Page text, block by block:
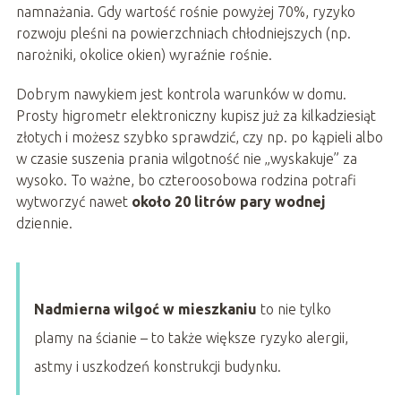
namnażania. Gdy wartość rośnie powyżej 70%, ryzyko
rozwoju pleśni na powierzchniach chłodniejszych (np.
narożniki, okolice okien) wyraźnie rośnie.
Dobrym nawykiem jest kontrola warunków w domu.
Prosty higrometr elektroniczny kupisz już za kilkadziesiąt
złotych i możesz szybko sprawdzić, czy np. po kąpieli albo
w czasie suszenia prania wilgotność nie „wyskakuje” za
wysoko. To ważne, bo czteroosobowa rodzina potrafi
wytworzyć nawet około 20 litrów pary wodnej
dziennie.
Nadmierna wilgoć w mieszkaniu to nie tylko
plamy na ścianie – to także większe ryzyko alergii,
astmy i uszkodzeń konstrukcji budynku.